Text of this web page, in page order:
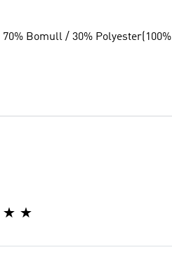
Bomull / 30% Polyester(100%